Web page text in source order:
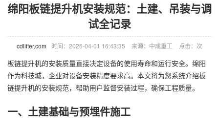
绵阳板链提升机安装规范：土建、吊装与调
试全记录
cdlifter.com 时间：2026-04-01 16:43:35 来源：中成重工 点击： 次
板链提升机的安装质量直接决定设备的使用寿命和运行安全。绵阳
作为科技城，企业对设备安装精度要求高。本文将为您系统介绍板
链提升机的安装规范，帮助用户监督安装过程，确保工程质量。
一、土建基础与预埋件施工